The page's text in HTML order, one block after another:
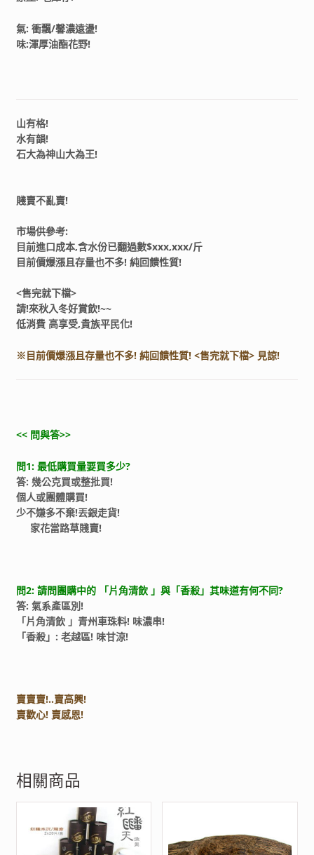
氣: 衝飄/馨濃遠盪!
味:渾厚油酯花野!
山有格!
水有韻!
石大為神山大為王!
賤賣不亂賣!
市場供參考:
目前進口成本,含水份已翻過數$xxx,xxx/斤
目前價爆漲且存量也不多! 純回饋性質!
<售完就下檔>
請!來秋入冬好賞飲!~~
低消費 高享受,貴族平民化!
※目前價爆漲且存量也不多! 純回饋性質! <售完就下檔> 見諒!
<< 問與答>>
問1: 最低購買量要買多少?
答: 幾公克買或整批買!
個人或團體購買!
少不嫌多不棄!丟銀走貨!
家花當路草賤賣!
問2: 請問團購中的 「片角清飲 」與「香殺」其味道有何不同?
答: 氣系產區別!
「片角清飲 」青州車珠料! 味濃串!
「香殺」: 老越區! 味甘涼!
賣賣賣!..賣高興!
賣歡心! 賣感恩!
相關商品